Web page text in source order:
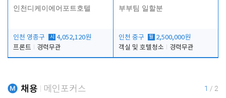
인천디케이에어포트호텔
인천 영종구 시 4,052,120원
프론트
경력무관
부부팀 일할분
인천 중구 월 2,500,000원
객실 및 호텔청소
경력무관
채용 메인포커스 1 / 2